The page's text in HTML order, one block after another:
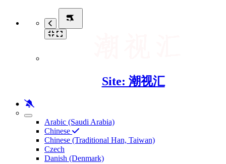
Site: 潮视汇
Arabic (Saudi Arabia)
Chinese
Chinese (Traditional Han, Taiwan)
Czech
Danish (Denmark)